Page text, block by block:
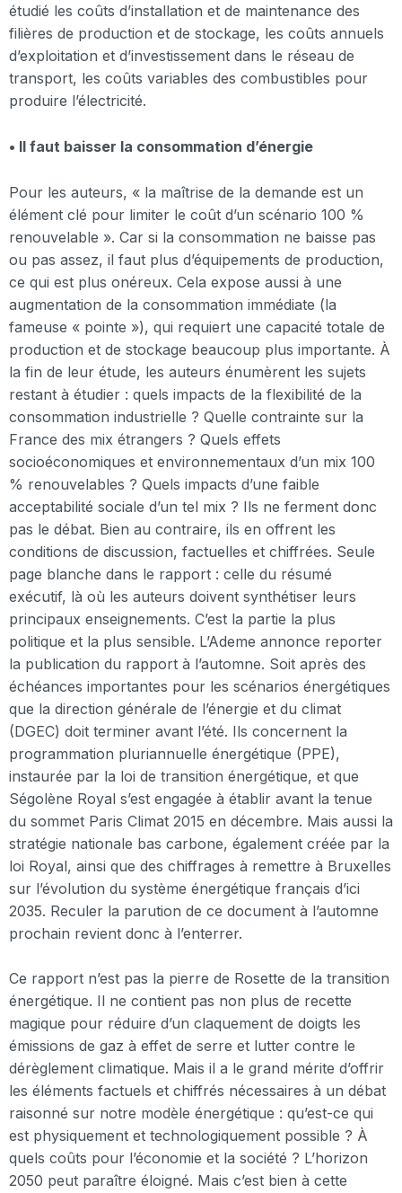
étudié les coûts d’installation et de maintenance des
filières de production et de stockage, les coûts annuels
d’exploitation et d’investissement dans le réseau de
transport, les coûts variables des combustibles pour
produire l’électricité.
• Il faut baisser la consommation d’énergie
Pour les auteurs, « la maîtrise de la demande est un
élément clé pour limiter le coût d’un scénario 100 %
renouvelable ». Car si la consommation ne baisse pas
ou pas assez, il faut plus d’équipements de production,
ce qui est plus onéreux. Cela expose aussi à une
augmentation de la consommation immédiate (la
fameuse « pointe »), qui requiert une capacité totale de
production et de stockage beaucoup plus importante. À
la fin de leur étude, les auteurs énumèrent les sujets
restant à étudier : quels impacts de la flexibilité de la
consommation industrielle ? Quelle contrainte sur la
France des mix étrangers ? Quels effets
socioéconomiques et environnementaux d’un mix 100
% renouvelables ? Quels impacts d’une faible
acceptabilité sociale d’un tel mix ? Ils ne ferment donc
pas le débat. Bien au contraire, ils en offrent les
conditions de discussion, factuelles et chiffrées. Seule
page blanche dans le rapport : celle du résumé
exécutif, là où les auteurs doivent synthétiser leurs
principaux enseignements. C’est la partie la plus
politique et la plus sensible. L’Ademe annonce reporter
la publication du rapport à l’automne. Soit après des
échéances importantes pour les scénarios énergétiques
que la direction générale de l’énergie et du climat
(DGEC) doit terminer avant l’été. Ils concernent la
programmation pluriannuelle énergétique (PPE),
instaurée par la loi de transition énergétique, et que
Ségolène Royal s’est engagée à établir avant la tenue
du sommet Paris Climat 2015 en décembre. Mais aussi la
stratégie nationale bas carbone, également créée par la
loi Royal, ainsi que des chiffrages à remettre à Bruxelles
sur l’évolution du système énergétique français d’ici
2035. Reculer la parution de ce document à l’automne
prochain revient donc à l’enterrer.
Ce rapport n’est pas la pierre de Rosette de la transition
énergétique. Il ne contient pas non plus de recette
magique pour réduire d’un claquement de doigts les
émissions de gaz à effet de serre et lutter contre le
dérèglement climatique. Mais il a le grand mérite d’offrir
les éléments factuels et chiffrés nécessaires à un débat
raisonné sur notre modèle énergétique : qu’est-ce qui
est physiquement et technologiquement possible ? À
quels coûts pour l’économie et la société ? L’horizon
2050 peut paraître éloigné. Mais c’est bien à cette